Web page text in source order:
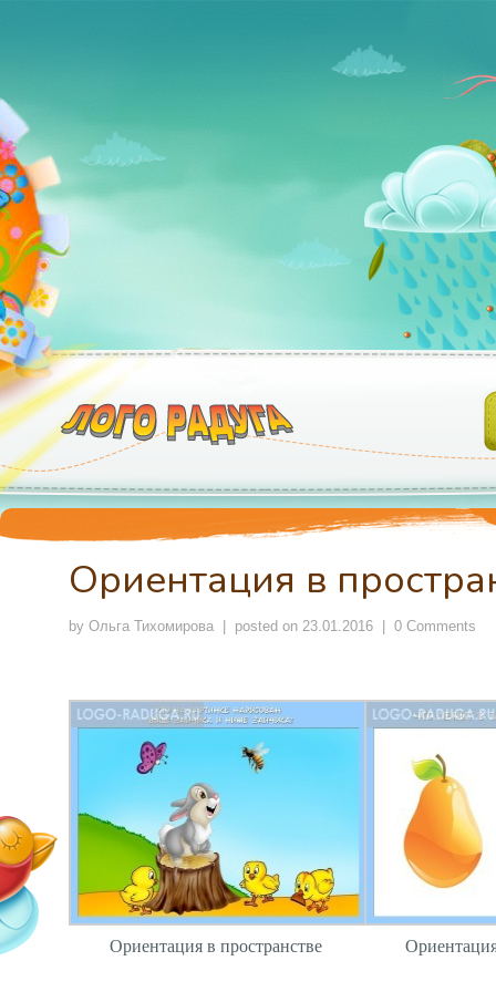
Ориентация в
by Ольга Тихомирова | posted on 23.01.2016 0 Comments
Ориентация в пространстве